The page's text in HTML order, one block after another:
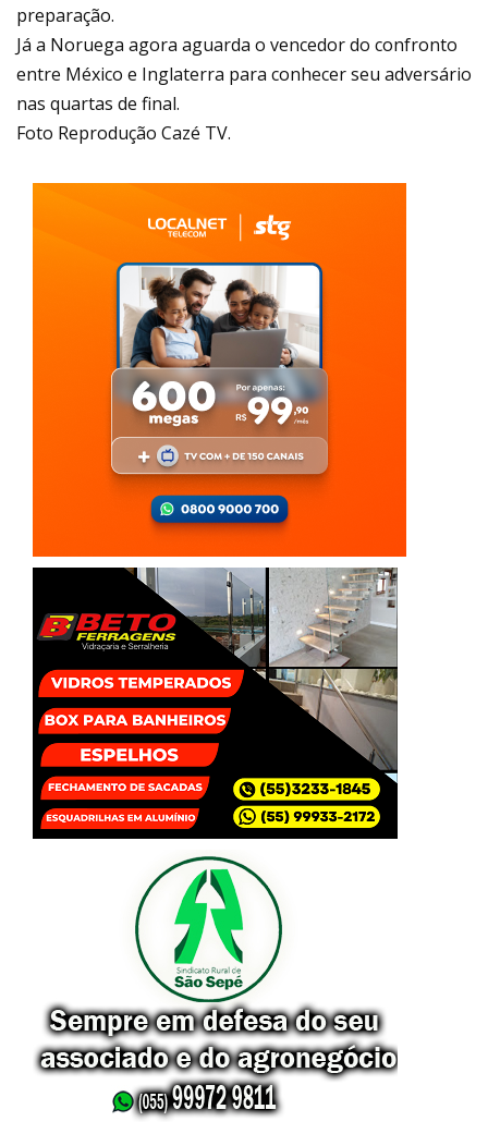
preparação.
Já a Noruega agora aguarda o vencedor do confronto
entre México e Inglaterra para conhecer seu adversário
nas quartas de final.
Foto Reprodução Cazé TV.